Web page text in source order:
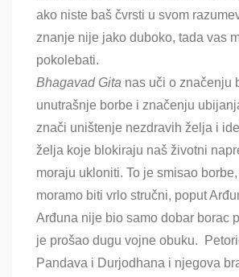
ako niste baš čvrsti u svom
znanje nije jako duboko, tada vas
pokolebati.
Bhagavad Gita nas uči o značenju
unutrašnje borbe i značenju
znači uništenje nezdravih želja i
želja koje blokiraju naš životni
moraju ukloniti. To je smisao
moramo biti vrlo stručni, poput
Arđuna nije bio samo dobar borac
je prošao dugu vojne obuku.
Pandava i Durjodhana i njegova